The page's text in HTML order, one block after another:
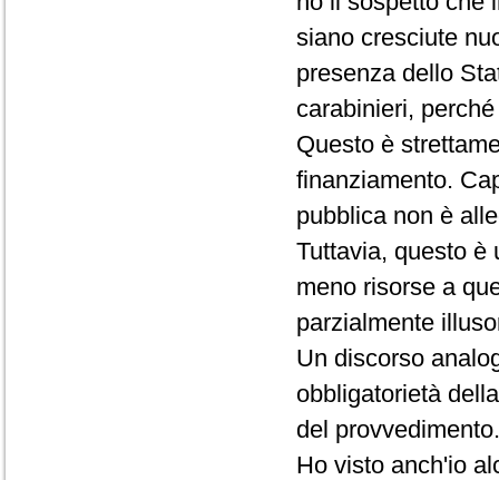
siano cresciute
presenza dello
carabinieri,
Questo è
finanziamento.
pubblica non è
Tuttavia, questo è
meno risorse a
parzialmente
Un discorso
obbligatorietà
del provvedimento.
Ho visto anch'io